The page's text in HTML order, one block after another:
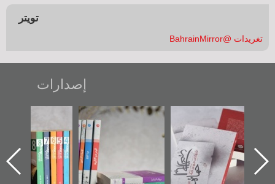
تويتر
تغريدات @BahrainMirror
إصدارات
تصنيف موضوعي
للوثائق البريطانية
يقدمه «مركز أوال»
في سلسلة من 5
كتب
"مرآة البحرين"
جديدة لمعتقل
عسكري تصدر عن
«مرآة البحرين»